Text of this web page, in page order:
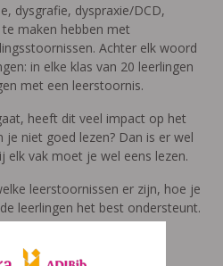
dysgrafie, dyspraxie/DCD,
maken hebben met
Achter elk woord
in elke klas van 20 leerlingen
met een leerstoornis.
heeft dit veel impact op het
je niet goed lezen? Dan is er wel
vak moet je wel eens lezen.
leerstoornissen er zijn, hoe je
leerlingen het best ondersteunt.